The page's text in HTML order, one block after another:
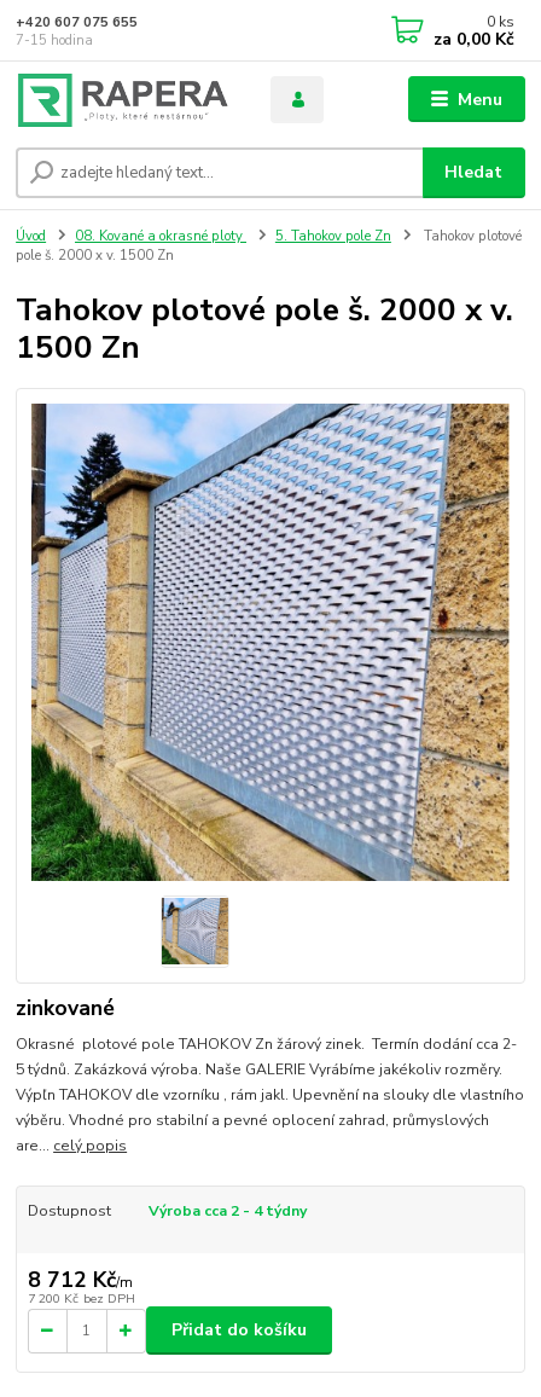
Menu
Hledat
+420 607 075 655
7-15 hodina
0 ks
za 0,00 Kč
Úvod 08. Kované a okrasné ploty 5. Tahokov pole Zn
Tahokov plotové
pole š. 2000 x v. 1500 Zn
Tahokov plotové pole š. 2000 x v.
1500 Zn
zinkované
Okrasné plotové pole TAHOKOV Zn žárový zinek. Termín dodání cca 2-
5 týdnů. Zakázková výroba. Naše GALERIE Vyrábíme jakékoliv rozměry.
Výpľn TAHOKOV dle vzorníku , rám jakl. Upevnění na slouky dle vlastního
výběru. Vhodné pro stabilní a pevné oplocení zahrad, průmyslových
are... celý popis
Dostupnost Výroba cca 2 - 4 týdny
8 712 Kč/m
7 200 Kč bez DPH
Přidat do košíku